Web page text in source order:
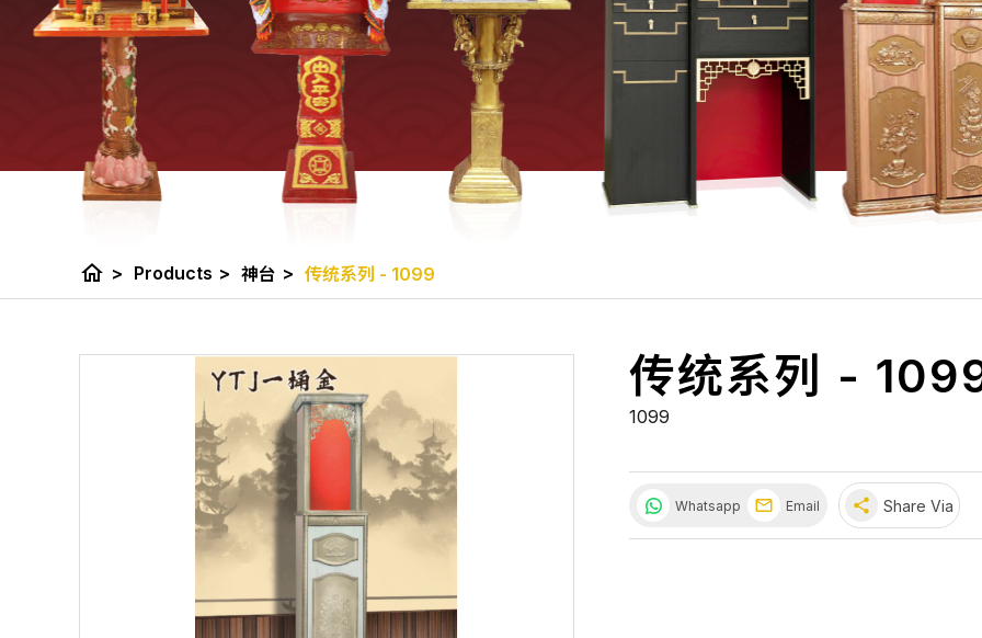
home > Products > 神台 > 传统系列 - 1099
传统系列 -
1099
Whatsapp Email share Share Via